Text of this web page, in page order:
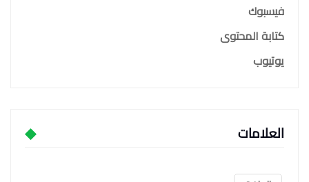
فيسبوك
كتابة المحتوى
يوتيوب
العلامات